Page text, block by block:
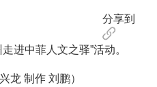
分享到
中菲人文之驿”活动。
制作 刘鹏）